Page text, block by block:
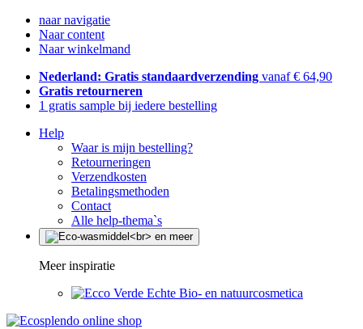
naar navigatie
Naar content
Naar winkelmand
Nederland: Gratis standaardverzending vanaf € 64,90
Gratis retourneren
1 gratis sample bij iedere bestelling
Help
Waar is mijn bestelling?
Retourneringen
Verzendkosten
Betalingsmethoden
Contact
Alle help-thema`s
Meer inspiratie
Echte Bio- en natuurcosmetica